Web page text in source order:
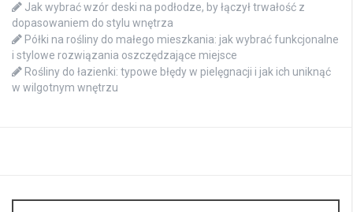
Jak wybrać wzór deski na podłodze, by łączył trwałość z
dopasowaniem do stylu wnętrza
Półki na rośliny do małego mieszkania: jak wybrać funkcjonalne
i stylowe rozwiązania oszczędzające miejsce
Rośliny do łazienki: typowe błędy w pielęgnacji i jak ich uniknąć
w wilgotnym wnętrzu